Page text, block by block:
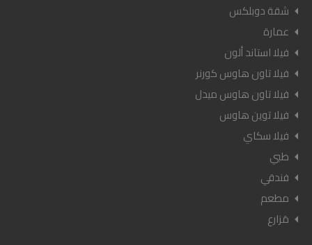
شقة دوبلكس
عمارة
فيلا استاند ألون
فيلا تاون هاوس كورنر
فيلا تاون هاوس ميدل
فيلا توين هاوس
فيلا سكاي
طبي
فندقي
مطعم
مَزارع